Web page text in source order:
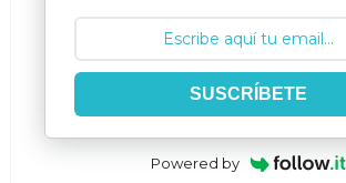
SUSCRÍBETE
Powered by